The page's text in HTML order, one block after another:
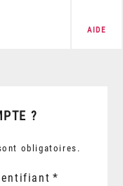
AIDE
?
obligatoires.